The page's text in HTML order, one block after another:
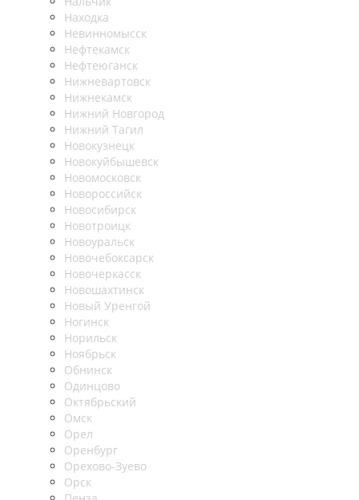
Находка
Невинномысск
Нефтекамск
Нефтеюганск
Нижневартовск
Нижнекамск
Нижний Новгород
Нижний Тагил
Новокузнецк
Новокуйбышевск
Новомосковск
Новороссийск
Новосибирск
Новотроицк
Новоуральск
Новочебоксарск
Новочеркасск
Новошахтинск
Новый Уренгой
Ногинск
Норильск
Ноябрьск
Обнинск
Одинцово
Октябрьский
Омск
Орел
Оренбург
Орехово-Зуево
Орск